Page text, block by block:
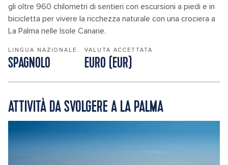
gli oltre 960 chilometri di sentieri con escursioni a piedi e in
bicicletta per vivere la ricchezza naturale con una crociera a
La Palma nelle Isole Canarie.
LINGUA NAZIONALE
SPAGNOLO
VALUTA ACCETTATA
EURO (EUR)
ATTIVITÀ DA SVOLGERE A LA PALMA